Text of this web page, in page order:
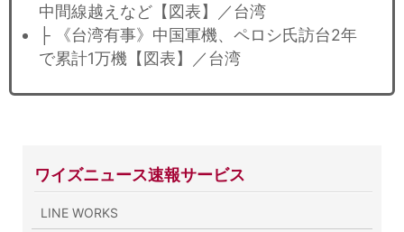
中間線越えなど【図表】／台湾
├ 《台湾有事》中国軍機、ペロシ氏訪台2年
で累計1万機【図表】／台湾
ワイズニュース速報サービス
LINE WORKS